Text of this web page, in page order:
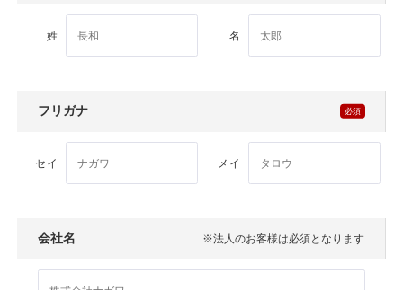
製品特長と納入までの流れ
モジュール建築（プレハブ）
システム建築
防災倉庫
特定商取引法に基づく表記
姓 名
フリガナ
セイ メイ
会社名 ※法人のお客様は必須となります